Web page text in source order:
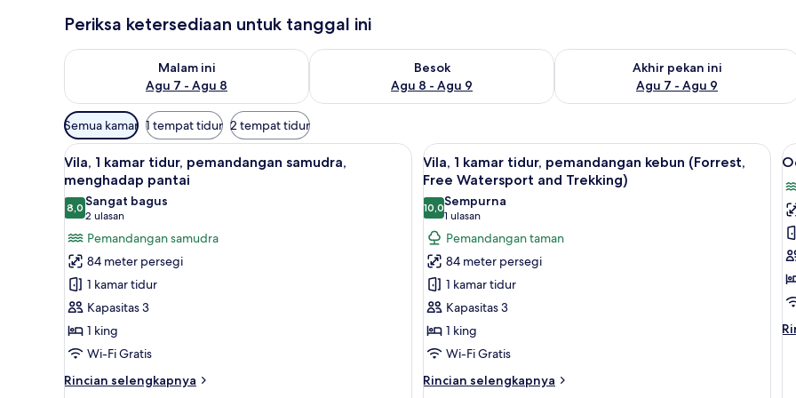
Periksa ketersediaan untuk tanggal ini
Malam ini
Agu 7 - Agu 8
Periksa ketersediaan untuk malam ini Agu 7 - Agu 8
Besok
Agu 8 - Agu 9
Periksa ketersediaan untuk besok Agu 8 - Agu 9
Akhir pekan ini
Agu 7 - Agu 9
Periksa ketersediaan untuk akhir
Filter
tersedia
untuk
kamar
Semua kamar 1 tempat tidur 2 tempat tidur
Lihat
semua
foto
untuk
Vila,
1
kamar
tidur,
pemandangan
samudra,
menghadap
pantai
10
Vila, 1 kamar tidur, pemandangan samudra,
menghadap pantai
8,08,0 dari 10
Sangat bagus
2 ulasan
(2
ulasan)
Pemandangan samudra
84 meter persegi
1 kamar tidur
Kapasitas 3
1 king
Wi-Fi Gratis
Rincian selengkapnya
Rincian
Lihat
semua
foto
untuk
Vila,
1
kamar
tidur,
pemandangan
kebun
(Forrest,
Free
Vila, 1 kamar tidur, pemandangan
14
Vila, 1 kamar tidur, pemandangan kebun (Forrest,
Free Watersport and Trekking)
10,010,0 dari 10
Sempurna
1 ulasan
(1
ulasan)
Pemandangan taman
84 meter persegi
1 kamar tidur
Kapasitas 3
1 king
Wi-Fi Gratis
Rincian selengkapnya
Rincian